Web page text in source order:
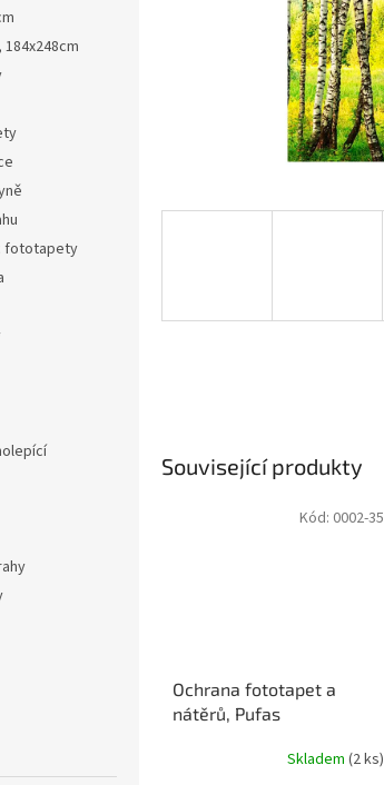
fototapety
Související produkty
Ochrana fototapet a
nátěrů, Pufas
Skladem (2 ks)
Kód: 0002-35